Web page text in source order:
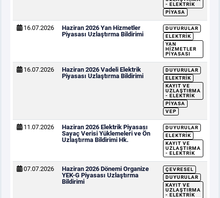
- ELEKTRIK
PIYASA
16.07.2026
Haziran 2026 Yan Hizmetler
Piyasası Uzlaştırma Bildirimi
DUYURULAR
ELEKTRIK
YAN
HIZMETLER
PIYASASI
16.07.2026
Haziran 2026 Vadeli Elektrik
Piyasası Uzlaştırma Bildirimi
DUYURULAR
ELEKTRIK
KAYIT VE
UZLAŞTIRMA
- ELEKTRIK
PIYASA
VEP
11.07.2026
Haziran 2026 Elektrik Piyasası
Sayaç Verisi Yüklemeleri ve Ön
Uzlaştırma Bildirimi Hk.
DUYURULAR
ELEKTRIK
KAYIT VE
UZLAŞTIRMA
- ELEKTRIK
07.07.2026
Haziran 2026 Dönemi Organize
YEK-G Piyasası Uzlaştırma
Bildirimi
ÇEVRESEL
DUYURULAR
KAYIT VE
UZLAŞTIRMA
- ELEKTRIK